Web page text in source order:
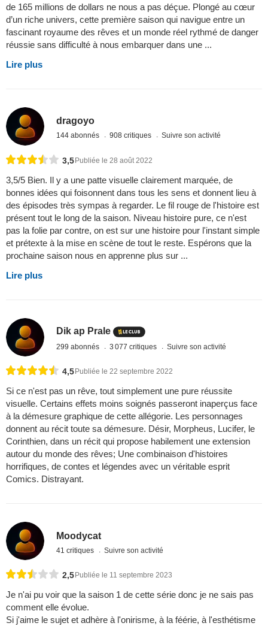
de 165 millions de dollars ne nous a pas déçue. Plongé au cœur
d’un riche univers, cette première saison qui navigue entre un
fascinant royaume des rêves et un monde réel rythmé de danger
réussie sans difficulté à nous embarquer dans une ...
Lire plus
dragoyo
144 abonnés 908 critiques Suivre son activité
3,5Publiée le 28 août 2022
3,5/5 Bien. Il y a une patte visuelle clairement marquée, de
bonnes idées qui foisonnent dans tous les sens et donnent lieu à
des épisodes très sympas à regarder. Le fil rouge de l'histoire est
présent tout le long de la saison. Niveau histoire pure, ce n'est
pas la folie par contre, on est sur une histoire pour l'instant simple
et prétexte à la mise en scène de tout le reste. Espérons que la
prochaine saison nous en apprenne plus sur ...
Lire plus
Dik ap Prale
299 abonnés 3 077 critiques Suivre son activité
4,5 Publiée le 22 septembre 2022
Si ce n'est pas un rêve, tout simplement une pure réussite
visuelle. Certains effets moins soignés passeront inaperçus face
à la démesure graphique de cette allégorie. Les personnages
donnent au récit toute sa démesure. Désir, Morpheus, Lucifer, le
Corinthien, dans un récit qui propose habilement une extension
autour du monde des rêves; Une combinaison d'histoires
horrifiques, de contes et légendes avec un véritable esprit
Comics. Distrayant.
Moodycat
41 critiques Suivre son activité
2,5 Publiée le 11 septembre 2023
Je n'ai pu voir que la saison 1 de cette série donc je ne sais pas
comment elle évolue.
Si j'aime le sujet et adhère à l'onirisme, à la féérie, à l'esthétisme